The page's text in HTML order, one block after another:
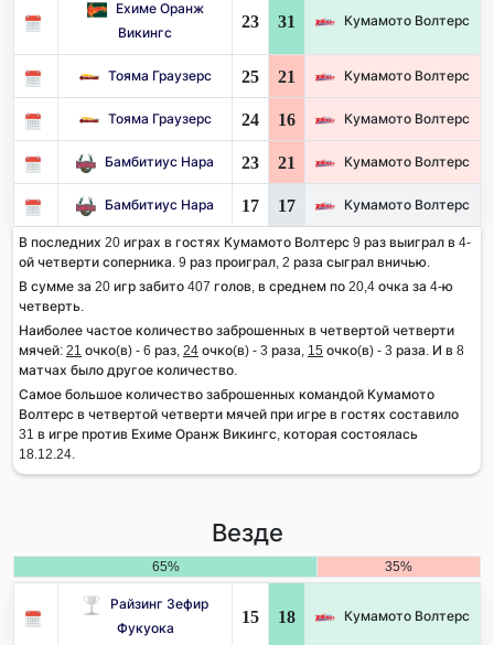
Ехиме Оранж
Викингс
23 31 Кумамото Волтерс
Тояма Граузерс 25 21 Кумамото Волтерс
Тояма Граузерс 24 16 Кумамото Волтерс
Бамбитиус Нара 23 21 Кумамото Волтерс
Бамбитиус Нара 17 17 Кумамото Волтерс
В последних 20 играх в гостях Кумамото Волтерс 9 раз выиграл в 4-
ой четверти соперника. 9 раз проиграл, 2 раза сыграл вничью.
В сумме за 20 игр забито 407 голов, в среднем по 20,4 очка за 4-ю
четверть.
Наиболее частое количество заброшенных в четвертой четверти
мячей: 21 очко(в) - 6 раз, 24 очко(в) - 3 раза, 15 очко(в) - 3 раза. И в 8
матчах было другое количество.
Самое большое количество заброшенных командой Кумамото
Волтерс в четвертой четверти мячей при игре в гостях составило
31 в игре против Ехиме Оранж Викингс, которая состоялась
18.12.24.
Везде
65% 35%
Райзинг Зефир
Фукуока
15 18 Кумамото Волтерс